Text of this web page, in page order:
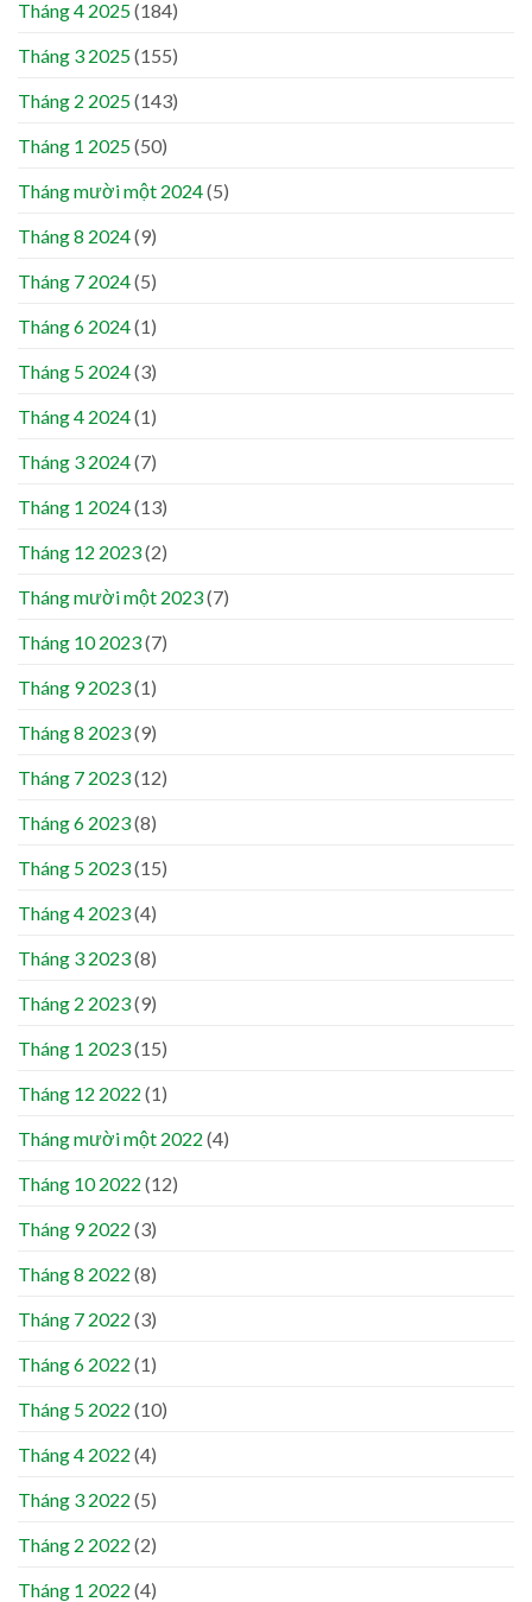
Tháng 4 2025(184)
Tháng 3 2025(155)
Tháng 2 2025(143)
Tháng 1 2025(50)
Tháng mười một 2024(5)
Tháng 8 2024(9)
Tháng 7 2024(5)
Tháng 6 2024(1)
Tháng 5 2024(3)
Tháng 4 2024(1)
Tháng 3 2024(7)
Tháng 1 2024(13)
Tháng 12 2023(2)
Tháng mười một 2023(7)
Tháng 10 2023(7)
Tháng 9 2023(1)
Tháng 8 2023(9)
Tháng 7 2023(12)
Tháng 6 2023(8)
Tháng 5 2023(15)
Tháng 4 2023(4)
Tháng 3 2023(8)
Tháng 2 2023(9)
Tháng 1 2023(15)
Tháng 12 2022 (1)
Tháng mười một 2022 (4)
Tháng 10 2022 (12)
Tháng 9 2022 (3)
Tháng 8 2022 (8)
Tháng 7 2022 (3)
Tháng 6 2022 (1)
Tháng 5 2022 (10)
Tháng 4 2022 (4)
Tháng 3 2022 (5)
Tháng 2 2022 (2)
Tháng 1 2022 (4)